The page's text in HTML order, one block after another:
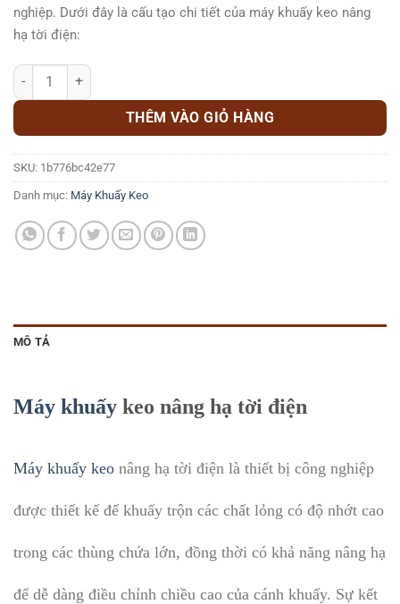
nghiệp. Dưới đây là cấu tạo chi tiết của máy khuấy keo nâng
hạ tời điện:
Máy khuấy keo nâng hạ tời điện số lượng
THÊM VÀO GIỎ HÀNG
SKU: 1b776bc42e77
Danh mục: Máy Khuấy Keo
MÔ TẢ
Máy khuấy keo nâng hạ tời điện
Máy khuấy keo nâng hạ tời điện là thiết bị công nghiệp
được thiết kế để khuấy trộn các chất lỏng có độ nhớt cao
trong các thùng chứa lớn, đồng thời có khả năng nâng hạ
để dễ dàng điều chỉnh chiều cao của cánh khuấy. Sự kết